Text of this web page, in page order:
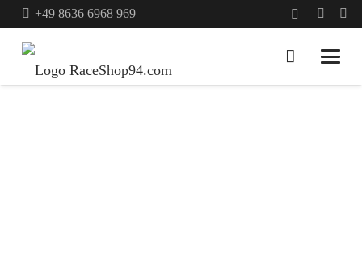
+49 8636 6968 969